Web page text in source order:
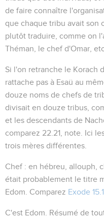
de faire connaître
que chaque tribu avait son
plutôt traduire, comme on
Théman, le chef d'Omar,
Si l'on retranche le Korach
rattache pas à Esaü au
douze noms de chefs de
divisait en douze tribus,
et les descendants de
comparez 22.21 , note. Ici
trois mères différentes.
Chef : en hébreu, allouph ,
était probablement le titre
Edom. Comparez Exode
C'est Edom . Résumé de